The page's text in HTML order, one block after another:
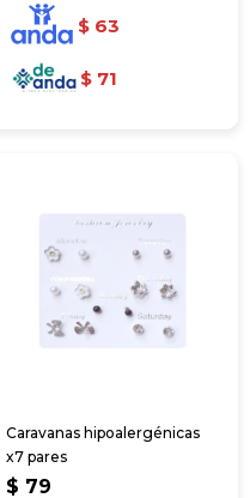
$ 63
$ 71
Caravanas hipoalergénicas
x7 pares
$ 79